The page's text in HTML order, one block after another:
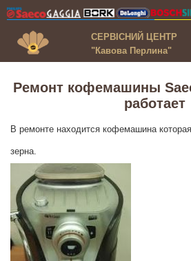
СЕРВІСНИЙ ЦЕНТР
"Кавова Перлина"
Ремонт кофемашины
работает
В ремонте находится кофемашина
зерна.